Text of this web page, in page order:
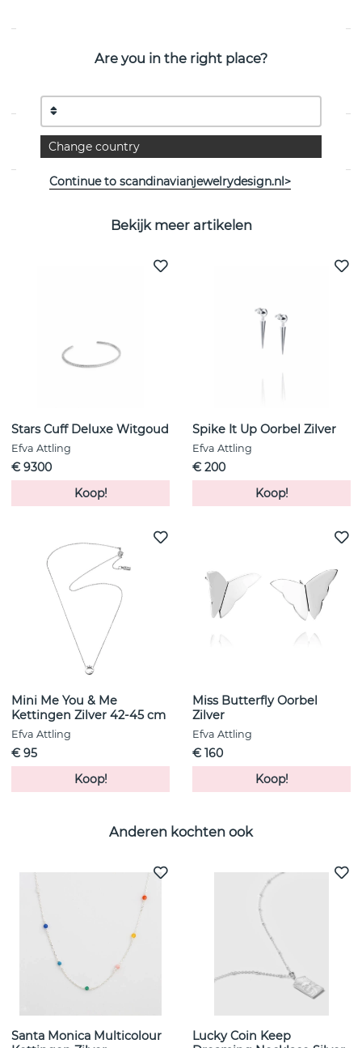
PRODUCTOMSCHRIJVING
Efva Attling
EIGENSCHAPPEN
Bekijk meer artikelen
Stars Cuff Deluxe Witgoud
Efva Attling
€ 9300
Koop!
Spike It Up Oorbel Zilver
Efva Attling
€ 200
Koop!
Mini Me You & Me
Kettingen Zilver 42-45 cm
Efva Attling
€ 95
Koop!
Miss Butterfly Oorbel
Zilver
Efva Attling
€ 160
Koop!
Anderen kochten ook
Santa Monica Multicolour
Lucky Coin Keep
Are you in the right place?
Change country
Continue to scandinavianjewelrydesign.nl>